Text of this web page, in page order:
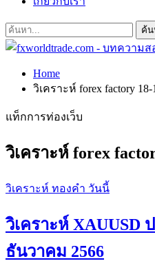
Home
วิเคราะห์ forex factory 18-
แท็กการท่องเว็บ
วิเคราะห์ forex
วิเคราะห์ ทองคำ วันนี้
วิเคราะห์ XAUUSD
ธันวาคม 2566